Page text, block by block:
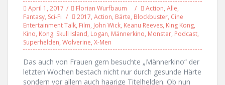
April 1, 2017 Florian Wurfbaum Action, Alle,
Fantasy, Sci-Fi 2017, Action, Bärte, Blockbuster, Cine
Entertainment Talk, Film, John Wick, Keanu Reeves, King Kong,
Kino, Kong: Skull Island, Logan, Männerkino, Monster, Podcast,
Superhelden, Wolverine, X-Men
Das auch von Frauen gern besuchte „Männerkino“ der
letzten Wochen bestach nicht nur durch gesunde Härte
sondern vor allem auch haarige Titelhelden. Ob nun